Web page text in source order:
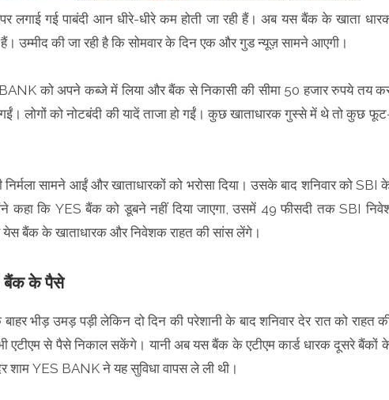
पर लगाई गई पाबंदी आन धीरे-धीरे कम होती जा रही हैं। अब यस बैंक के खाता
उम्मीद की जा रही है कि सोमवार के दिन एक और गुड न्यूज़ सामने आएगी।
को अपने कब्जे में लिया और बैंक से निकासी की सीमा 50 हजार रुपये तय
लोगों को नोटबंदी की यादें ताजा हो गईं। कुछ खाताधारक गुस्से में थे तो कुछ
सामने आईं और खाताधारकों को भरोसा दिया। उसके बाद शनिवार को SBI
कहा कि YES बैंक को डूबने नहीं दिया जाएगा, उसमें 49 फीसदी तक SBI
बैंक के खाताधारक और निवेशक राहत की सांस लेंगे।
बैंक के पैसे
भीड़ उमड़ पड़ी लेकिन दो दिन की परेशानी के बाद शनिवार देर रात को राहत
से पैसे निकाल सकेंगे। यानी अब यस बैंक के एटीएम कार्ड धारक दूसरे बैंकों
शाम YES BANK ने यह सुविधा वापस ले ली थी।